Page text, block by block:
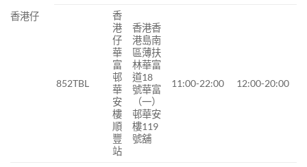
香港仔
852TBL
香
港
仔
華
富
邨
華
安
樓
順
豐
站
香港香
港島南
區薄扶
林華富
道18
號華富
（一）
邨華安
樓119
號舖
11:00-22:00 12:00-20:00